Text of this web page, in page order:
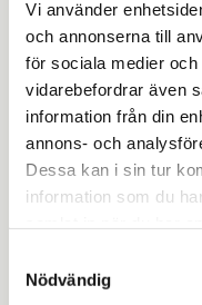
Vi använder
och annonserna till
för sociala medier
vidarebefordrar även
information från din
annons- och
Dessa kan i sin tur
information som du
Nödvändig
krävs.
Har du ett färdigt
passande kattluckor
kontakta oss. Vi
anpassat för vad just